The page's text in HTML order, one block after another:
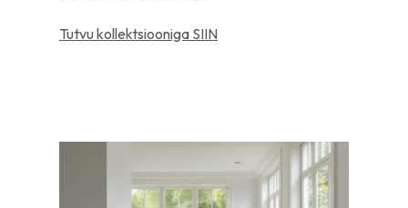
Tutvu kollektsiooniga SIIN